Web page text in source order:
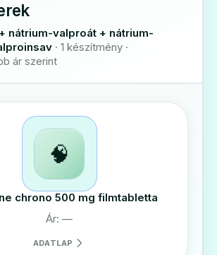
nátrium-valproát + nátrium-
· 1 készítmény ·
ár szerint
🧠
chrono 500 mg filmtabletta
Ár: —
ADATLAP